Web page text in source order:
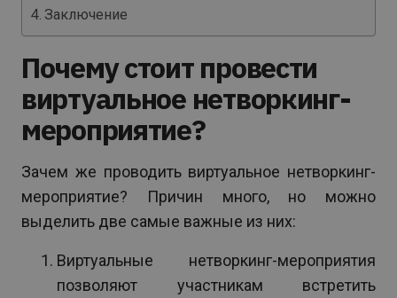
Заключение
Почему стоит провести
виртуальное нетворкинг-
мероприятие?
Зачем же проводить виртуальное нетворкинг-
мероприятие? Причин много, но можно
выделить две самые важные из них:
Виртуальные нетворкинг-мероприятия
позволяют участникам встретить